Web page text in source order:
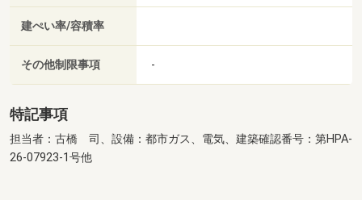
建ぺい率/容積率
その他制限事項 -
特記事項
担当者：古橋 司、設備：都市ガス、電気、建築確認番号：第HPA-
26-07923-1号他